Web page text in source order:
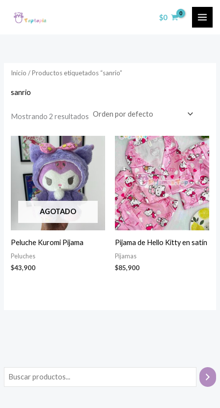
$0
Inicio / Productos etiquetados “sanrio”
sanrio
Mostrando 2 resultados
AGOTADO
Peluche Kuromi Pijama
Peluches
$43,900
Pijama de Hello Kitty en satín
Pijamas
$85,900